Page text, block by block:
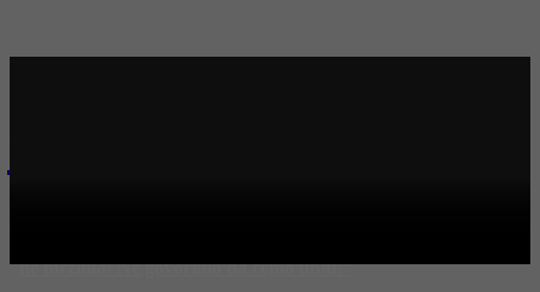
ne mrzimo! Ne govorimo da ćemo ubiti!”